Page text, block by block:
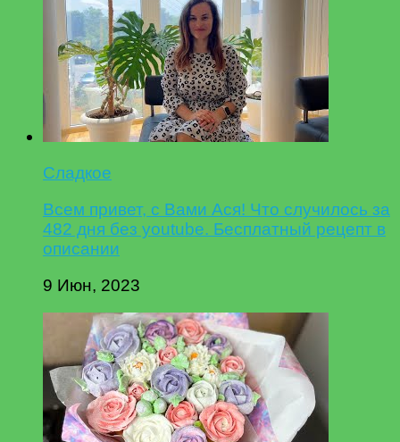
Сладкое
Всем привет, с Вами Ася! Что случилось за
482 дня без youtube. Бесплатный рецепт в
описании
9 Июн, 2023